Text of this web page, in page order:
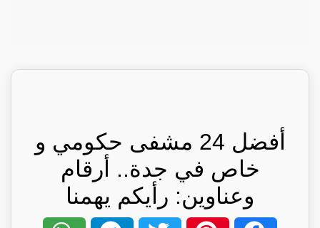
أفضل 24 مشفى حكومي و
خاص في جدة.. أرقام
وعناوين: رأيكم يهمنا